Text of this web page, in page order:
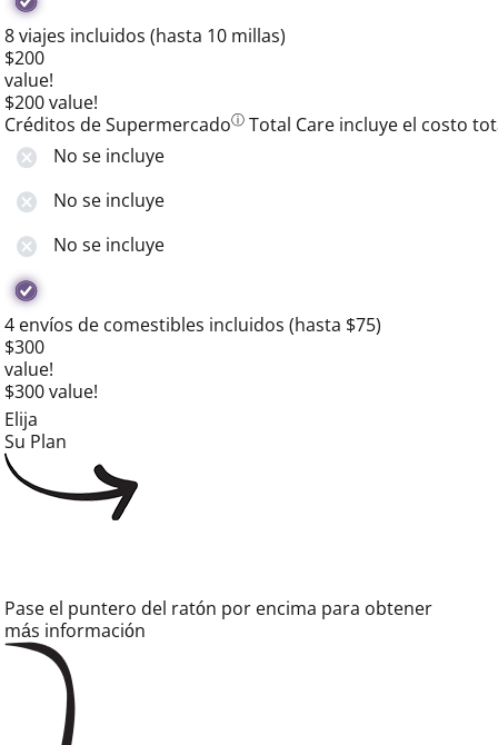
8 viajes incluidos (hasta 10 millas)
$200
value!
$200 value!
Créditos de Supermercadoⓘ Total Care incluye el costo
No se incluye
No se incluye
No se incluye
4 envíos de comestibles incluidos (hasta $75)
$300
value!
$300 value!
Elija
Su Plan
Pase el puntero del ratón por encima para obtener
más información